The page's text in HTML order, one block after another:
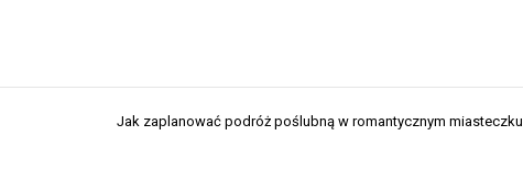
Jak zaplanować podróż poślubną w romantycznym miasteczku